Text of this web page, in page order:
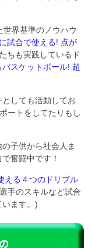
世界基準のノウハウ
試合で使える! 点が
ちも実践しているド
バスケットボール! 超
しても活動してお
ートをしてたりもし
子供から社会人ま
奮闘中です！
える４つのドリブル
手のスキルなど試合
ます。)